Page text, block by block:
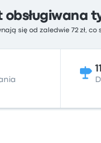
obsługiwana
się od zaledwie 72 zł,